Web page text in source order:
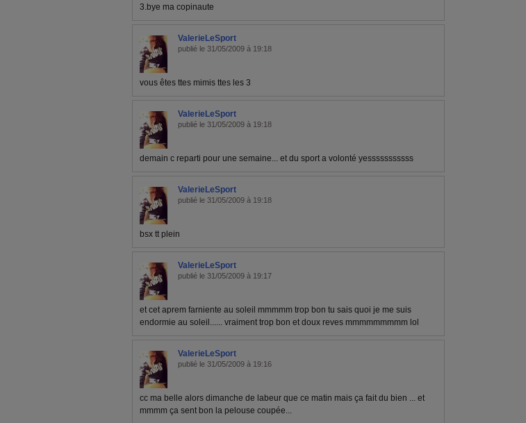
3.bye ma copinaute
ValerieLeSport
publié le 31/05/2009 à 19:18
vous êtes ttes mimis ttes les 3
ValerieLeSport
publié le 31/05/2009 à 19:18
demain c reparti pour une semaine... et du sport a volonté yesssssssssss
ValerieLeSport
publié le 31/05/2009 à 19:18
bsx tt plein
ValerieLeSport
publié le 31/05/2009 à 19:17
et cet aprem farniente au soleil mmmmm trop bon tu sais quoi je me suis
endormie au soleil...... vraiment trop bon et doux reves mmmmmmmmm lol
ValerieLeSport
publié le 31/05/2009 à 19:16
cc ma belle alors dimanche de labeur que ce matin mais ça fait du bien ... et
mmmm ça sent bon la pelouse coupée...